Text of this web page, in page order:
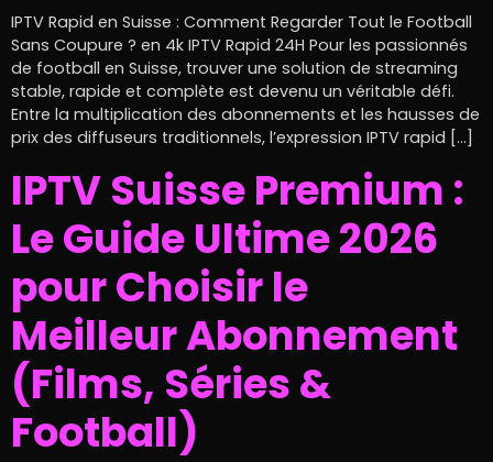
IPTV Rapid en Suisse : Comment Regarder Tout le Football
Sans Coupure ? en 4k IPTV Rapid 24H Pour les passionnés
de football en Suisse, trouver une solution de streaming
stable, rapide et complète est devenu un véritable défi.
Entre la multiplication des abonnements et les hausses de
prix des diffuseurs traditionnels, l’expression IPTV rapid […]
IPTV Suisse Premium :
Le Guide Ultime 2026
pour Choisir le
Meilleur Abonnement
(Films, Séries &
Football)